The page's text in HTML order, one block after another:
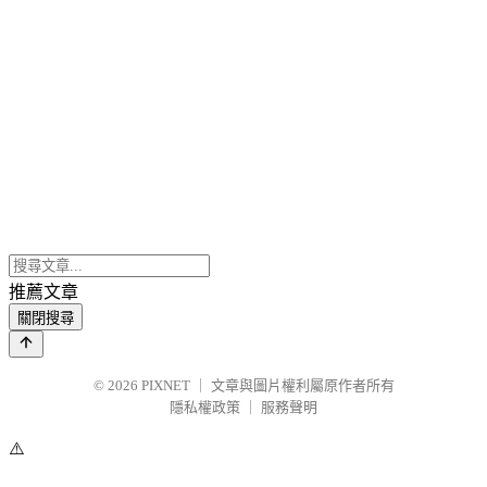
推薦文章
關閉搜尋
© 2026 PIXNET
文章與圖片權利屬原作者所有
隱私權政策
服務聲明
⚠️